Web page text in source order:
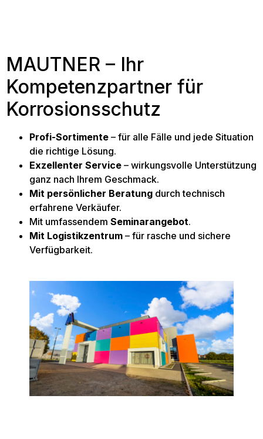
MAUTNER – Ihr
Kompetenzpartner für
Korrosionsschutz
Profi-Sortimente – für alle Fälle und jede Situation
die richtige Lösung.
Exzellenter Service – wirkungsvolle Unterstützung
ganz nach Ihrem Geschmack.
Mit persönlicher Beratung durch technisch
erfahrene Verkäufer.
Mit umfassendem Seminarangebot.
Mit Logistikzentrum – für rasche und sichere
Verfügbarkeit.